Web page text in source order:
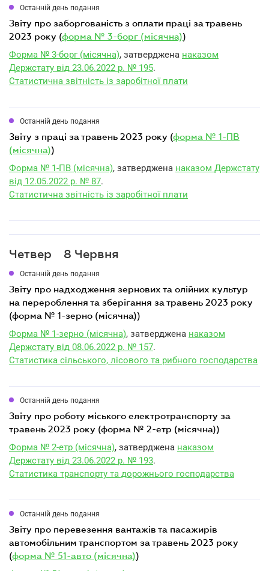
Останній день подання
звіту про заборгованість з оплати праці за травень
2023 року (форма № 3-борг (місячна))
Форма № 3-борг (місячна), затверджена наказом
Держстату від 23.06.2022 р. № 195.
Статистична звітність із заробітної плати
Останній день подання
звіту з праці за травень 2023 року (форма № 1-ПВ
(місячна))
Форма № 1-ПВ (місячна), затверджена наказом Держстату
від 12.05.2022 р. № 87.
Статистична звітність із заробітної плати
Четвер 8 Червня
Останній день подання
звіту про надходження зернових та олійних культур
на перероблення та зберігання за травень 2023 року
(форма № 1-зерно (місячна))
Форма № 1-зерно (місячна), затверджена наказом
Держстату від 08.06.2022 р. № 157.
Статистика сільського, лісового та рибного господарства
Останній день подання
звіту про роботу міського електротранспорту за
травень 2023 року (форма № 2-етр (місячна))
Форма № 2-етр (місячна), затверджена наказом
Держстату від 23.06.2022 р. № 193.
Статистика транспорту та дорожнього господарства
Останній день подання
звіту про перевезення вантажів та пасажирів
автомобільним транспортом за травень 2023 року
(форма № 51-авто (місячна))